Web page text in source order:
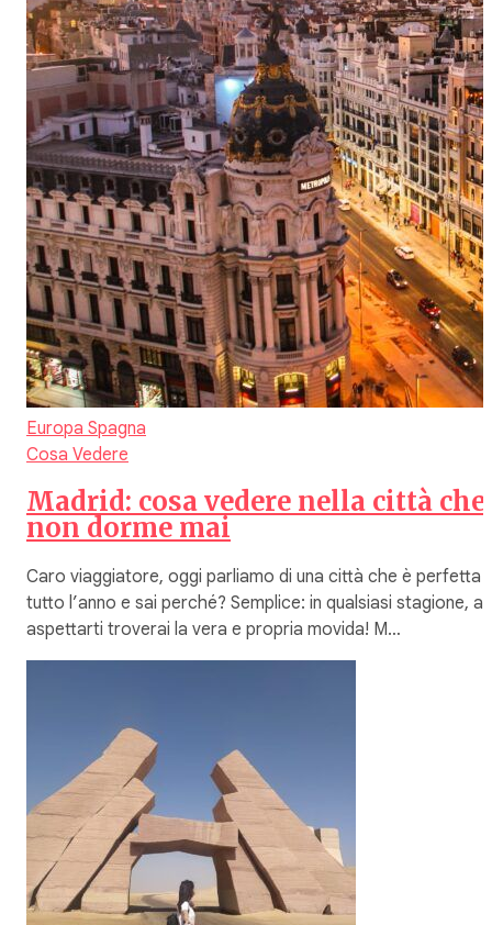
Europa Spagna
Cosa Vedere
Madrid: cosa vedere nella città che
non dorme mai
Caro viaggiatore, oggi parliamo di una città che è perfetta
tutto l’anno e sai perché? Semplice: in qualsiasi stagione, ad
aspettarti troverai la vera e propria movida! M…